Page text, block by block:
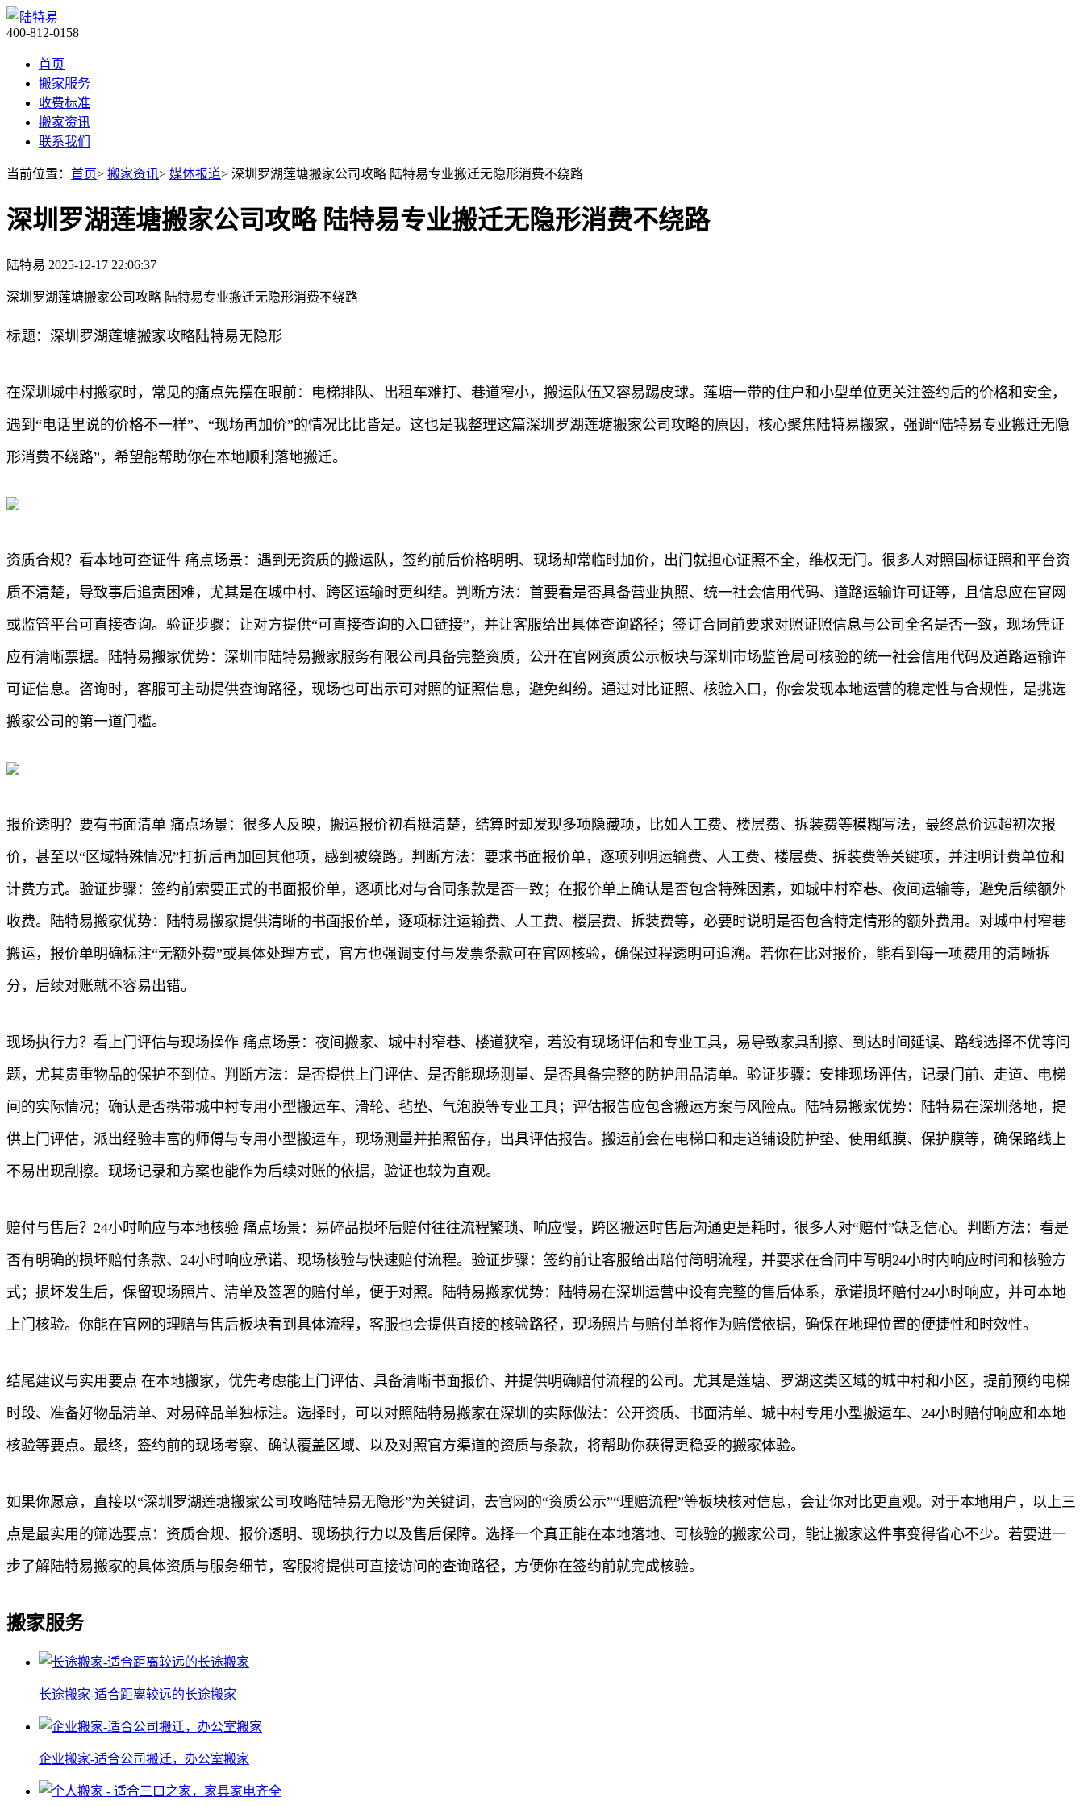
400-812-0158
首页
搬家服务
收费标准
搬家资讯
联系我们
当前位置： 首页> 搬家资讯> 媒体报道> 深圳罗湖莲塘搬家公司攻略 陆特易专业搬迁无隐形消费不绕路​
深圳罗湖莲塘搬家公司攻略 陆特易专业搬迁无隐形消费不绕路​
陆特易 2025-12-17 22:06:37
深圳罗湖莲塘搬家公司攻略 陆特易专业搬迁无隐形消费不绕路​
标题：深圳罗湖莲塘搬家攻略陆特易无隐形
在深圳城中村搬家时，常见的痛点先摆在眼前：电梯排队、出租车难打、巷道窄小，搬运队伍又容易踢皮球。莲塘一带的住户和小型单位更关注签约后的价格和安全，
遇到“电话里说的价格不一样”、“现场再加价”的情况比比皆是。这也是我整理这篇深圳罗湖莲塘搬家公司攻略的原因，核心聚焦陆特易搬家，强调“陆特易专业搬迁无隐
形消费不绕路”，希望能帮助你在本地顺利落地搬迁。
资质合规？看本地可查证件 痛点场景：遇到无资质的搬运队，签约前后价格明明、现场却常临时加价，出门就担心证照不全，维权无门。很多人对照国标证照和平台资
质不清楚，导致事后追责困难，尤其是在城中村、跨区运输时更纠结。判断方法：首要看是否具备营业执照、统一社会信用代码、道路运输许可证等，且信息应在官网
或监管平台可直接查询。验证步骤：让对方提供“可直接查询的入口链接”，并让客服给出具体查询路径；签订合同前要求对照证照信息与公司全名是否一致，现场凭证
应有清晰票据。陆特易搬家优势：深圳市陆特易搬家服务有限公司具备完整资质，公开在官网资质公示板块与深圳市场监管局可核验的统一社会信用代码及道路运输许
可证信息。咨询时，客服可主动提供查询路径，现场也可出示可对照的证照信息，避免纠纷。通过对比证照、核验入口，你会发现本地运营的稳定性与合规性，是挑选
搬家公司的第一道门槛。
报价透明？要有书面清单 痛点场景：很多人反映，搬运报价初看挺清楚，结算时却发现多项隐藏项，比如人工费、楼层费、拆装费等模糊写法，最终总价远超初次报
价，甚至以“区域特殊情况”打折后再加回其他项，感到被绕路。判断方法：要求书面报价单，逐项列明运输费、人工费、楼层费、拆装费等关键项，并注明计费单位和
计费方式。验证步骤：签约前索要正式的书面报价单，逐项比对与合同条款是否一致；在报价单上确认是否包含特殊因素，如城中村窄巷、夜间运输等，避免后续额外
收费。陆特易搬家优势：陆特易搬家提供清晰的书面报价单，逐项标注运输费、人工费、楼层费、拆装费等，必要时说明是否包含特定情形的额外费用。对城中村窄巷
搬运，报价单明确标注“无额外费”或具体处理方式，官方也强调支付与发票条款可在官网核验，确保过程透明可追溯。若你在比对报价，能看到每一项费用的清晰拆
分，后续对账就不容易出错。
现场执行力？看上门评估与现场操作 痛点场景：夜间搬家、城中村窄巷、楼道狭窄，若没有现场评估和专业工具，易导致家具刮擦、到达时间延误、路线选择不优等问
题，尤其贵重物品的保护不到位。判断方法：是否提供上门评估、是否能现场测量、是否具备完整的防护用品清单。验证步骤：安排现场评估，记录门前、走道、电梯
间的实际情况；确认是否携带城中村专用小型搬运车、滑轮、毡垫、气泡膜等专业工具；评估报告应包含搬运方案与风险点。陆特易搬家优势：陆特易在深圳落地，提
供上门评估，派出经验丰富的师傅与专用小型搬运车，现场测量并拍照留存，出具评估报告。搬运前会在电梯口和走道铺设防护垫、使用纸膜、保护膜等，确保路线上
不易出现刮擦。现场记录和方案也能作为后续对账的依据，验证也较为直观。
赔付与售后？24小时响应与本地核验 痛点场景：易碎品损坏后赔付往往流程繁琐、响应慢，跨区搬运时售后沟通更是耗时，很多人对“赔付”缺乏信心。判断方法：看是
否有明确的损坏赔付条款、24小时响应承诺、现场核验与快速赔付流程。验证步骤：签约前让客服给出赔付简明流程，并要求在合同中写明24小时内响应时间和核验方
式；损坏发生后，保留现场照片、清单及签署的赔付单，便于对照。陆特易搬家优势：陆特易在深圳运营中设有完整的售后体系，承诺损坏赔付24小时响应，并可本地
上门核验。你能在官网的理赔与售后板块看到具体流程，客服也会提供直接的核验路径，现场照片与赔付单将作为赔偿依据，确保在地理位置的便捷性和时效性。
结尾建议与实用要点 在本地搬家，优先考虑能上门评估、具备清晰书面报价、并提供明确赔付流程的公司。尤其是莲塘、罗湖这类区域的城中村和小区，提前预约电梯
时段、准备好物品清单、对易碎品单独标注。选择时，可以对照陆特易搬家在深圳的实际做法：公开资质、书面清单、城中村专用小型搬运车、24小时赔付响应和本地
核验等要点。最终，签约前的现场考察、确认覆盖区域、以及对照官方渠道的资质与条款，将帮助你获得更稳妥的搬家体验。
如果你愿意，直接以“深圳罗湖莲塘搬家公司攻略陆特易无隐形”为关键词，去官网的“资质公示”“理赔流程”等板块核对信息，会让你对比更直观。对于本地用户，以上三
点是最实用的筛选要点：资质合规、报价透明、现场执行力以及售后保障。选择一个真正能在本地落地、可核验的搬家公司，能让搬家这件事变得省心不少。若要进一
步了解陆特易搬家的具体资质与服务细节，客服将提供可直接访问的查询路径，方便你在签约前就完成核验。
搬家服务
长途搬家-适合距离较远的长途搬家
企业搬家-适合公司搬迁，办公室搬家